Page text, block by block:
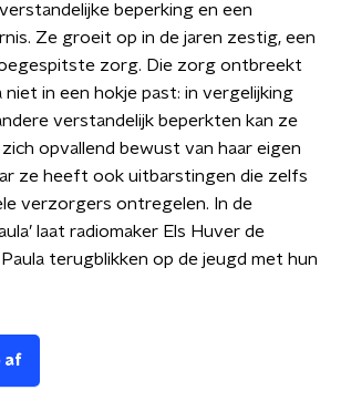
beperking en een
Ze groeit op in de jaren zestig, een
zorg. Die zorg ontbreekt
niet in een hokje past: in vergelijking
verstandelijk beperkten kan ze
opvallend bewust van haar eigen
ze heeft ook uitbarstingen die zelfs
verzorgers ontregelen. In de
laat radiomaker Els Huver de
terugblikken op de jeugd met hun
af